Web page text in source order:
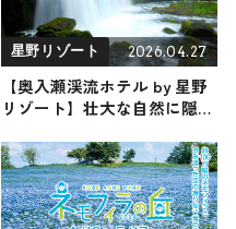
星野リゾート 2026.04.27
【奥入瀬渓流ホテル by 星野
リゾート】壮大な自然に隠れ
ーリーを紐解く「十和田奥入
瀬タイムトラベルアドベンチ
ャー」が新登場 / 青森県十和
田市